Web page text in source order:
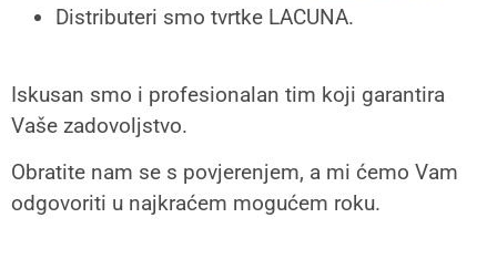
Distributeri smo tvrtke LACUNA.
Iskusan smo i profesionalan tim koji garantira
Vaše zadovoljstvo.
Obratite nam se s povjerenjem, a mi ćemo Vam
odgovoriti u najkraćem mogućem roku.